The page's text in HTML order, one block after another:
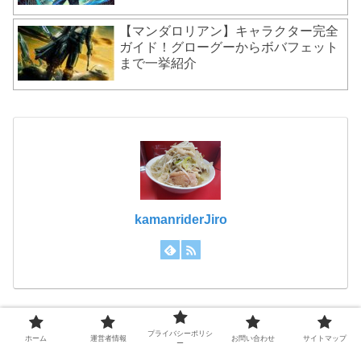
【マンダロリアン】キャラクター完全
ガイド！グローグーからボバフェット
まで一挙紹介
kamanriderJiro
ホーム 運営者情報
プライバシーポリシ
ー
お問い合わせ サイトマップ